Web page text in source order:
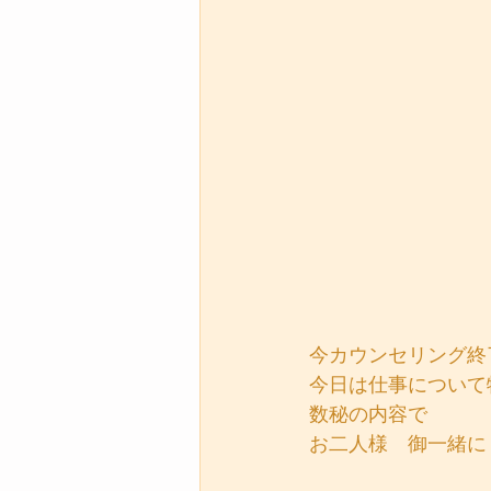
今カウンセリング終
今日は仕事について
数秘の内容で
お二人様　御一緒に